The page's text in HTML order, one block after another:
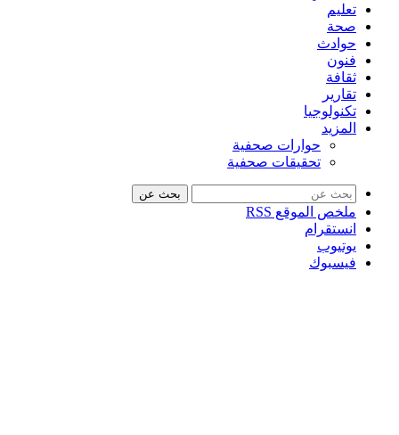
تعليم
صحة
حوادث
فنون
ثقافة
تقارير
تكنولوجيا
المزيد
حوارات صحفية
تحقيقات صحفية
بحث عن
ملخص الموقع RSS
انستقرام
يوتيوب
فيسبوك